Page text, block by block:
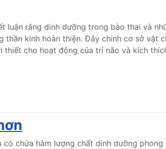
luận rằng dinh dưỡng trong bào thai và
thần kinh hoàn thiện. Đây chính cơ sở vật
thiết cho hoạt động của trí não và kích
có chứa hàm lượng chất dinh dưỡng